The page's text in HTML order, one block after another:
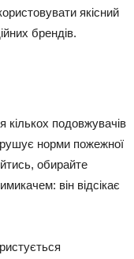
якісний
брендів.
кількох подовжувачів
норми пожежної
обирайте
він відсікає